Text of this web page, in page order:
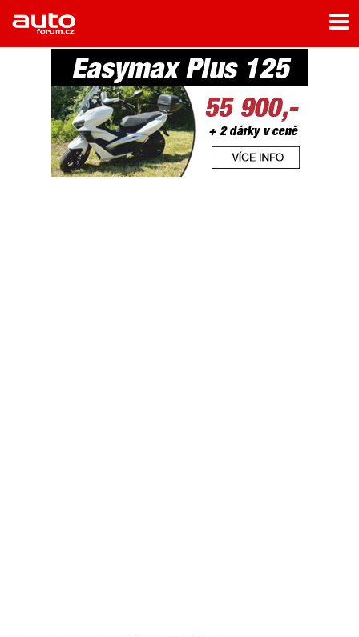
Home
Rubriky
- Jízdní dojmy a další testy
- Bleskovky